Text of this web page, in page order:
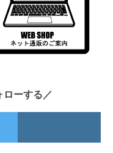
ローする／